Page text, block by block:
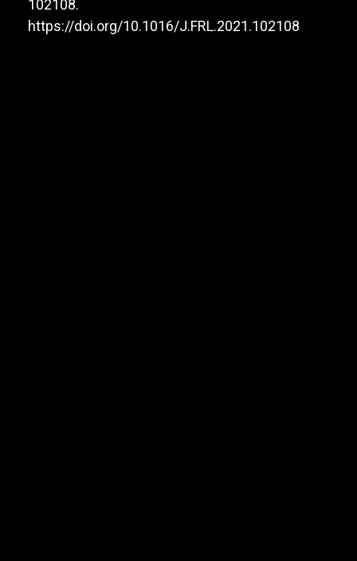
102108.
https://doi.org/10.1016/J.FRL.2021.102108